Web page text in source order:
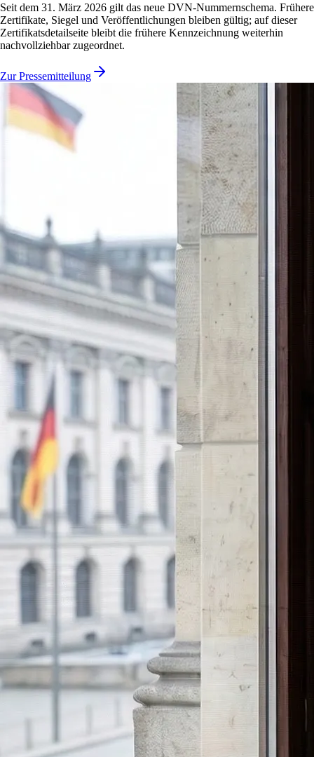
Seit dem 31. März 2026 gilt das neue DVN-Nummernschema. Frühere
Zertifikate, Siegel und Veröffentlichungen bleiben gültig; auf dieser
Zertifikatsdetailseite bleibt die frühere Kennzeichnung weiterhin
nachvollziehbar zugeordnet.
Zur Pressemitteilung